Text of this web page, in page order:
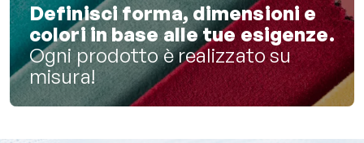
Definisci forma, dimensioni e
colori in base alle tue esigenze.
Ogni prodotto è realizzato su
misura!